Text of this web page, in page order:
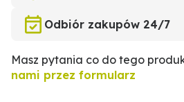
Odbiór zakupów 24/7
Masz pytania co do tego
nami przez formularz